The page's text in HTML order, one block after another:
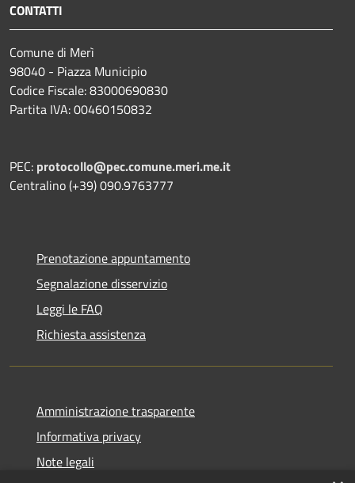
CONTATTI
Comune di Merì
98040 - Piazza Municipio
Codice Fiscale: 83000690830
Partita IVA: 00460150832
PEC: protocollo@pec.comune.meri.me.it
Centralino (+39) 090.9763777
Prenotazione appuntamento
Segnalazione disservizio
Leggi le FAQ
Richiesta assistenza
Amministrazione trasparente
Informativa privacy
Note legali